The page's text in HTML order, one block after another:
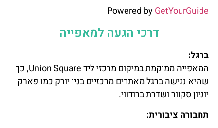
Powered byGetYourGuide
דרכי הגעה למאפייה
ברגל:
המאפייה ממוקמת במיקום מרכזי ליד Union Square, כך
שהיא נגישה ברגל מאתרים מרכזיים בניו יורק כמו פארק
יוניון סקוור ושדרת ברודווי.
תחבורה ציבורית: